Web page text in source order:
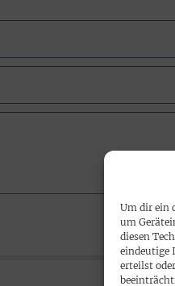
Um dir ein
um
diesen
eindeutige
erteilst